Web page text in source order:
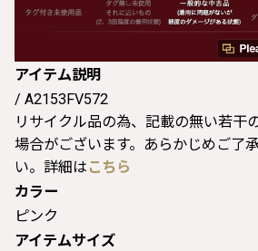
アイテム説明
/ A2153FV572
リサイクル品の為、記載の無い若干
場合がございます。あらかじめご了
い。詳細は こちら
カラー
ピンク
アイテムサイズ